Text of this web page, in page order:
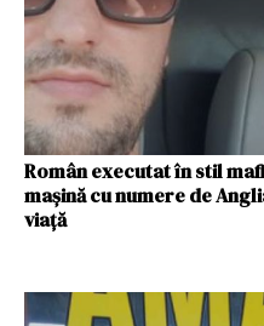
Român executat în stil
mașină cu numere de
viață